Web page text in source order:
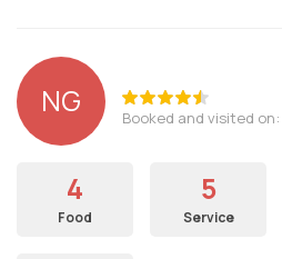
NG Booked and visited
4
Food
5
Service